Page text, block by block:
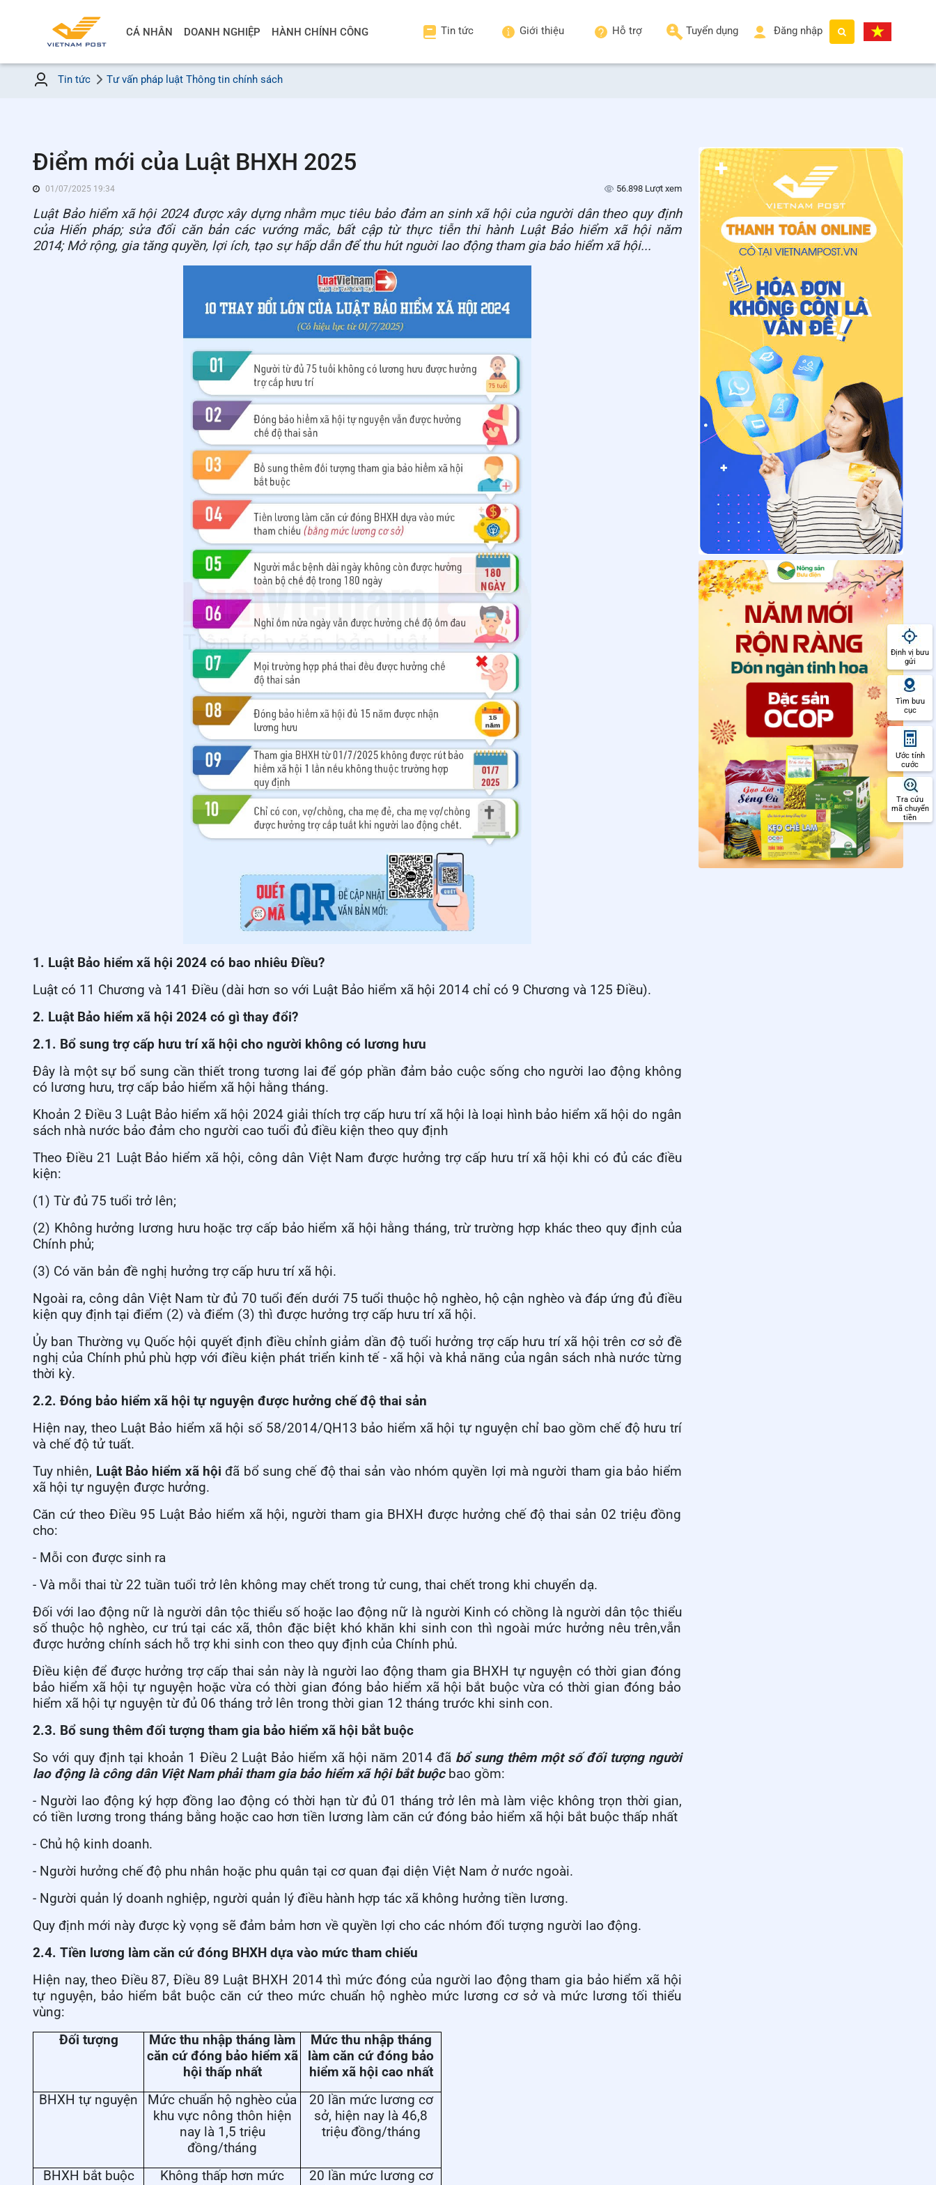
CÁ NHÂN DOANH NGHIỆP HÀNH CHÍNH CÔNG Tin tức Giới thiệu Hỗ trợ Tuyển dụng Đăng nhập
Tin tức Tư vấn pháp luật Thông tin chính sách
Điểm mới của Luật BHXH 2025
01/07/2025 19:34 56.898 Lượt xem
Luật Bảo hiểm xã hội 2024 được xây dựng nhằm mục tiêu bảo đảm an sinh xã hội của người dân theo quy định
của Hiến pháp; sửa đổi căn bản các vướng mắc, bất cập từ thực tiễn thi hành Luật Bảo hiểm xã hội năm
2014; Mở rộng, gia tăng quyền, lợi ích, tạo sự hấp dẫn để thu hút nguời lao động tham gia bảo hiểm xã hội...
1. Luật Bảo hiểm xã hội 2024 có bao nhiêu Điều?
Luật có 11 Chương và 141 Điều (dài hơn so với Luật Bảo hiểm xã hội 2014 chỉ có 9 Chương và 125 Điều).
2. Luật Bảo hiểm xã hội 2024 có gì thay đổi?
2.1. Bổ sung trợ cấp hưu trí xã hội cho người không có lương hưu
Đây là một sự bổ sung cần thiết trong tương lai để góp phần đảm bảo cuộc sống cho người lao động không
có lương hưu, trợ cấp bảo hiểm xã hội hằng tháng.
Khoản 2 Điều 3 Luật Bảo hiểm xã hội 2024giải thích trợ cấp hưu trí xã hội là loại hình bảo hiểm xã hội do ngân
sách nhà nước bảo đảm cho người cao tuổi đủ điều kiện theo quy định
Theo Điều 21 Luật Bảo hiểm xã hội, công dân Việt Nam được hưởng trợ cấp hưu trí xã hội khi có đủ các điều
kiện:
(1) Từ đủ 75 tuổi trở lên;
(2) Không hưởng lương hưu hoặc trợ cấp bảo hiểm xã hội hằng tháng, trừ trường hợp khác theo quy định của
Chính phủ;
(3) Có văn bản đề nghị hưởng trợ cấp hưu trí xã hội.
Ngoài ra, công dân Việt Nam từ đủ 70 tuổi đến dưới 75 tuổi thuộc hộ nghèo, hộ cận nghèo và đáp ứng đủ điều
kiện quy định tại điểm (2) và điểm (3) thì được hưởng trợ cấp hưu trí xã hội.
Ủy ban Thường vụ Quốc hội quyết định điều chỉnh giảm dần độ tuổi hưởng trợ cấp hưu trí xã hội trên cơ sở đề
nghị của Chính phủ phù hợp với điều kiện phát triển kinh tế - xã hội và khả năng của ngân sách nhà nước từng
thời kỳ.
2.2. Đóng bảo hiểm xã hội tự nguyện được hưởng chế độ thai sản
Hiện nay, theo Luật Bảo hiểm xã hội số 58/2014/QH13 bảo hiểm xã hội tự nguyện chỉ bao gồm chế độ hưu trí
và chế độ tử tuất.
Tuy nhiên, Luật Bảo hiểm xã hội đã bổ sung chế độ thai sản vào nhóm quyền lợi mà người tham gia bảo hiểm
xã hội tự nguyện được hưởng.
Căn cứ theo Điều 95 Luật Bảo hiểm xã hội, người tham gia BHXH được hưởng chế độ thai sản 02 triệu đồng
cho:
- Mỗi con được sinh ra
- Và mỗi thai từ 22 tuần tuổi trở lên không may chết trong tử cung, thai chết trong khi chuyển dạ.
Đối với lao động nữ là người dân tộc thiểu số hoặc lao động nữ là người Kinh có chồng là người dân tộc thiểu
số thuộc hộ nghèo, cư trú tại các xã, thôn đặc biệt khó khăn khi sinh con thì ngoài mức hưởng nêu trên,vẫn
được hưởng chính sách hỗ trợ khi sinh con theo quy định của Chính phủ.
Điều kiện để được hưởng trợ cấp thai sản này là người lao động tham gia BHXH tự nguyện có thời gian đóng
bảo hiểm xã hội tự nguyện hoặc vừa có thời gian đóng bảo hiểm xã hội bắt buộc vừa có thời gian đóng bảo
hiểm xã hội tự nguyện từ đủ 06 tháng trở lên trong thời gian 12 tháng trước khi sinh con.
2.3. Bổ sung thêm đối tượng tham gia bảo hiểm xã hội bắt buộc
So với quy định tại khoản 1 Điều 2 Luật Bảo hiểm xã hội năm 2014 đã bổ sung thêm một số đối tượng người
lao động là công dân Việt Nam phải tham gia bảo hiểm xã hội bắt buộcbao gồm:
- Người lao động ký hợp đồng lao động có thời hạn từ đủ 01 tháng trở lên mà làm việc không trọn thời gian,
có tiền lương trong tháng bằng hoặc cao hơn tiền lương làm căn cứ đóng bảo hiểm xã hội bắt buộc thấp nhất
- Chủ hộ kinh doanh.
- Người hưởng chế độ phu nhân hoặc phu quân tại cơ quan đại diện Việt Nam ở nước ngoài.
- Người quản lý doanh nghiệp, người quản lý điều hành hợp tác xã không hưởng tiền lương.
Quy định mới này được kỳ vọng sẽ đảm bảm hơn về quyền lợi cho các nhóm đối tượng người lao động.
2.4. Tiền lương làm căn cứ đóng BHXH dựa vào mức tham chiếu
Hiện nay, theo Điều 87, Điều 89 Luật BHXH 2014 thì mức đóng của người lao động tham gia bảo hiểm xã hội
tự nguyện, bảo hiểm bắt buộc căn cứ theo mức chuẩn hộ nghèo mức lương cơ sở và mức lương tối thiểu
vùng:
Đối tượng
Mức thu nhập tháng làm
căn cứ đóng bảo hiểm xã
hội thấp nhất
Mức thu nhập tháng
làm căn cứ đóng bảo
hiểm xã hội cao nhất
BHXH tự nguyện
Mức chuẩn hộ nghèo của
khu vực nông thôn hiện
nay là 1,5 triệu
đồng/tháng
20 lần mức lương cơ
sở, hiện nay là 46,8
triệu đồng/tháng
BHXH bắt buộc
Không thấp hơn mức
20 lần mức lương cơ
Định vị bưu
gửi
Tìm bưu
cục
Ước tính
cước
Tra cứu
mã chuyển
tiền